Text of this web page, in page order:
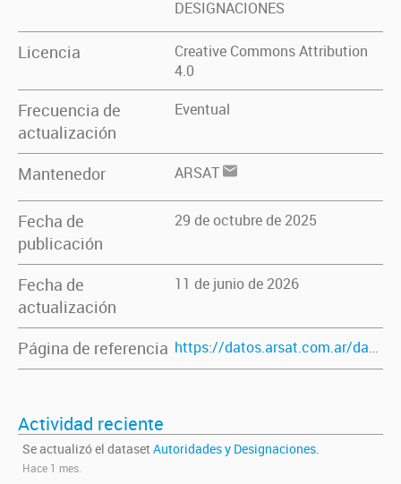
DESIGNACIONES
Licencia
Creative Commons Attribution
4.0
Frecuencia de
actualización
Eventual
Mantenedor ARSAT
Fecha de
publicación
29 de octubre de 2025
Fecha de
actualización
11 de junio de 2026
Página de referencia https://datos.arsat.com.ar/dataset/autoridades-y-designaciones
Actividad reciente
Se actualizó el dataset Autoridades y Designaciones.
Hace 1 mes.